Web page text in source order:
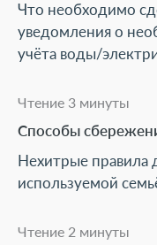
Что необходимо
уведомления о
учёта воды/
Чтение 3 минуты
Способы
Нехитрые правила
используемой
Чтение 2 минуты